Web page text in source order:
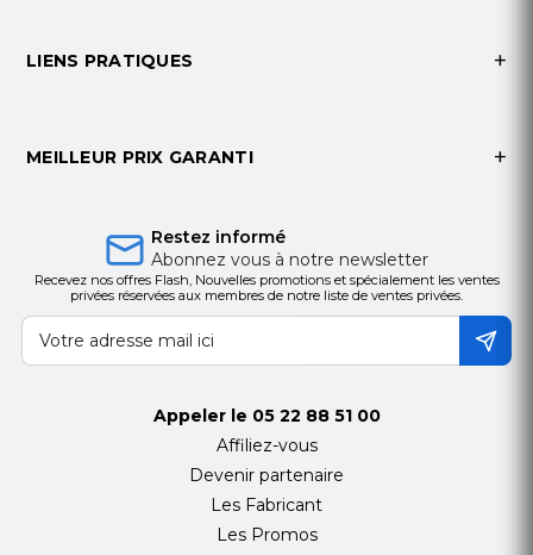
LIENS PRATIQUES
MEILLEUR PRIX GARANTI
Restez informé
Abonnez vous à notre newsletter
Recevez nos offres Flash, Nouvelles promotions et spécialement les ventes
privées réservées aux membres de notre liste de ventes privées.
Appeler le 05 22 88 51 00
Affiliez-vous
Devenir partenaire
Les Fabricant
Les Promos